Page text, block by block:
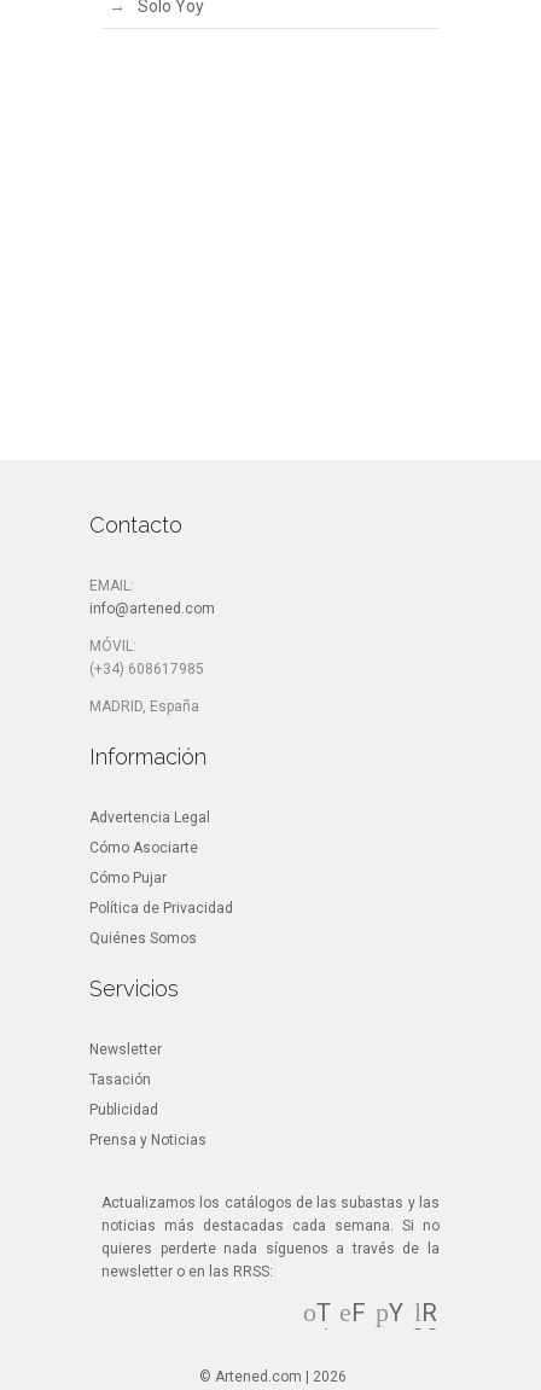
Solo Yoy
Contacto
EMAIL:
info@artened.com
MÓVIL:
(+34) 608617985
MADRID, España
Información
Advertencia Legal
Cómo Asociarte
Cómo Pujar
Política de Privacidad
Quiénes Somos
Servicios
Newsletter
Tasación
Publicidad
Prensa y Noticias
Actualizamos los catálogos de las subastas y las
noticias más destacadas cada semana. Si no
quieres perderte nada síguenos a través de la
newsletter o en las RRSS:
T
wi
F
Y
R
SS
© Artened.com | 2026